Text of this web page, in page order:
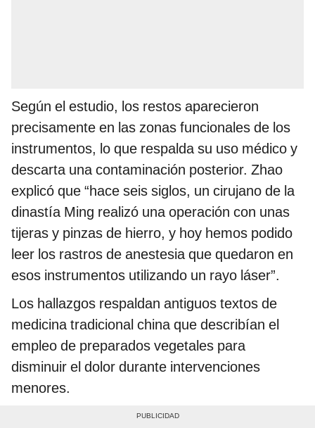
Según el estudio, los restos aparecieron
precisamente en las zonas funcionales de los
instrumentos, lo que respalda su uso médico y
descarta una contaminación posterior. Zhao
explicó que “hace seis siglos, un cirujano de la
dinastía Ming realizó una operación con unas
tijeras y pinzas de hierro, y hoy hemos podido
leer los rastros de anestesia que quedaron en
esos instrumentos utilizando un rayo láser”.
Los hallazgos respaldan antiguos textos de
medicina tradicional china que describían el
empleo de preparados vegetales para
disminuir el dolor durante intervenciones
menores.